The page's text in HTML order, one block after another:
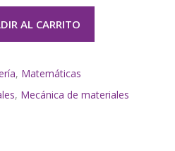
AL CARRITO
, Matemáticas
, Mecánica de materiales